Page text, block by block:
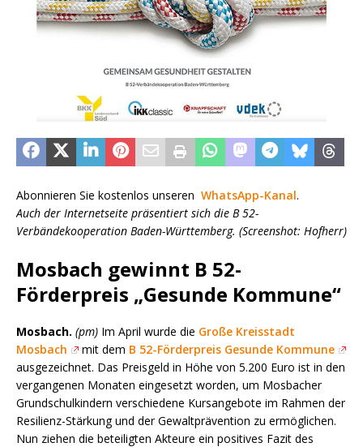
Abonnieren Sie kostenlos unseren WhatsApp-Kanal.
Auch der Internetseite präsentiert sich die B 52-
Verbändekooperation Baden-Württemberg. (Screenshot: Hofherr)
Mosbach gewinnt B 52-
Förderpreis „Gesunde Kommune“
Mosbach. (pm) Im April wurde die Große Kreisstadt
Mosbach
mit dem B 52-Förderpreis Gesunde Kommune
ausgezeichnet. Das Preisgeld in Höhe von 5.200 Euro ist in den
vergangenen Monaten eingesetzt worden, um Mosbacher
Grundschulkindern verschiedene Kursangebote im Rahmen der
Resilienz-Stärkung und der Gewaltprävention zu ermöglichen.
Nun ziehen die beteiligten Akteure ein positives Fazit des